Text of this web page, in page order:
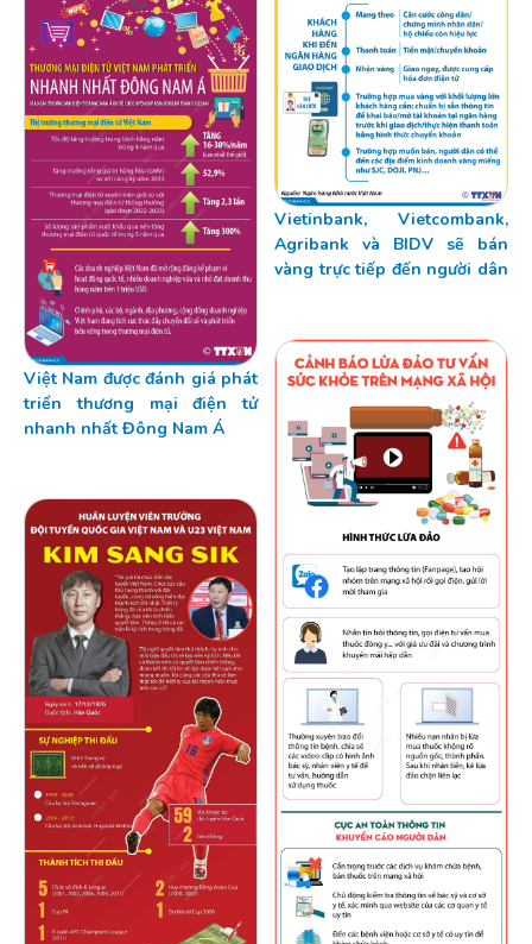
Việt Nam được đánh giá phát
triển thương mại điện tử
nhanh nhất Đông Nam Á
Vietinbank, Vietcombank,
Agribank và BIDV sẽ bán
vàng trực tiếp đến người dân